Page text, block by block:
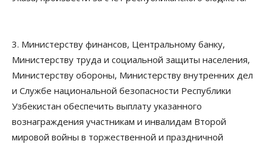
3. Министерству финансов, Центральному банку,
Министерству труда и социальной защиты населения,
Министерству обороны, Министерству внутренних дел
и Службе национальной безопасности Республики
Узбекистан обеспечить выплату указанного
вознаграждения участникам и инвалидам Второй
мировой войны в торжественной и праздничной